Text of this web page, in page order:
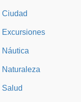
Ciudad
Excursiones
Náutica
Naturaleza
Salud